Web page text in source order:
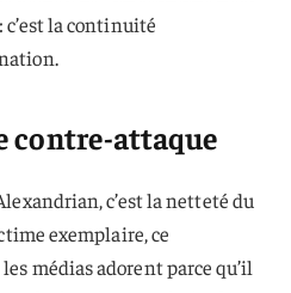
c’est la continuité
contre-attaque
c’est la netteté du
exemplaire, ce
médias adorent parce qu’il